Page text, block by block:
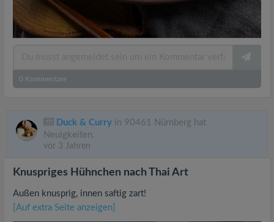
0 Kommentare
Duck & Curry in 90461 Nürnberg hat
Neuigkeiten.
vor 3 Jahren
Knuspriges Hühnchen nach Thai Art
Außen knusprig, innen saftig zart!
[Auf extra Seite anzeigen]